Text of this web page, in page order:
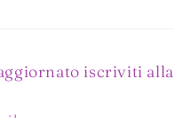
iscriviti